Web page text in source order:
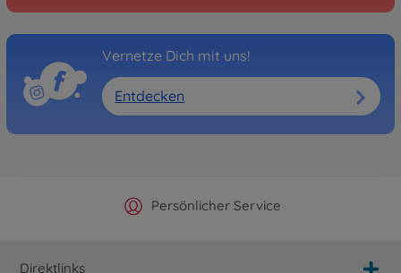
Vernetze Dich mit uns!
Entdecken
Offizieller Hersteller Shop
Persönlicher Service
Versandkostenfrei ab 25€
Schnelle Lieferung
Direktlinks